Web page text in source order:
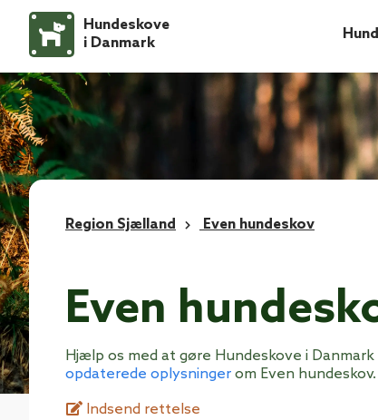
Hundeskove
i Danmark
Region Sjælland Even hundeskov
Even
Hjælp os med at gøre Hundeskove i Danmark
opdaterede oplysninger om Even hundeskov.
Indsend rettelse